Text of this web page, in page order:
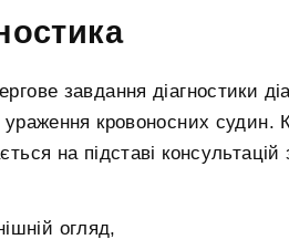
завдання діагностики
ураження кровоносних судин.
на підставі
огляд,